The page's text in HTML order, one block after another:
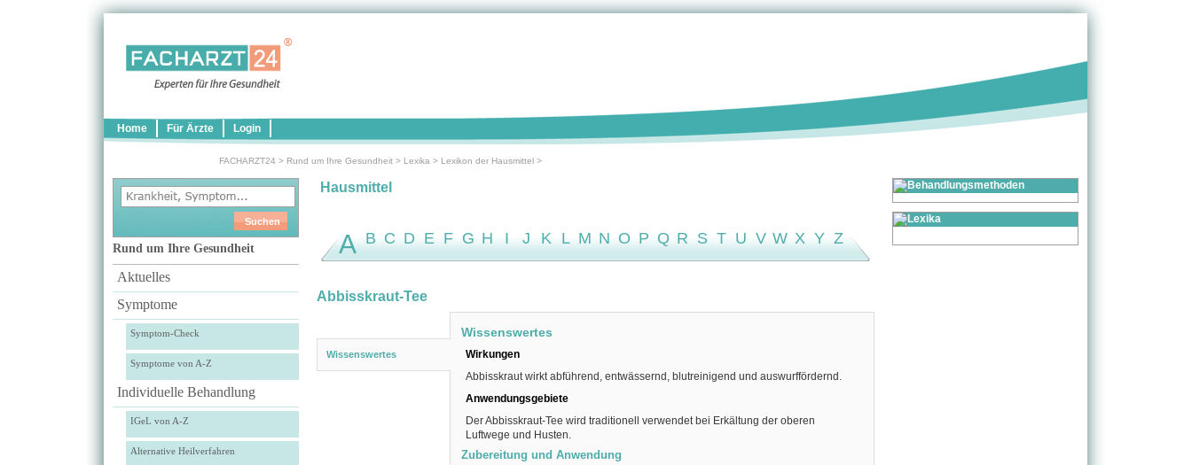
Home Für Ärzte Login
FACHARZT24 > Rund um Ihre Gesundheit> Lexika > Lexikon der Hausmittel>
Rund um Ihre Gesundheit
Aktuelles
Symptome
Symptom-Check
Symptome von A-Z
Individuelle Behandlung
IGeL von A-Z
Alternative Heilverfahren
Hausmittel
A B C D E F G H I J K L M N O P Q R S T U V W X Y Z
Abbisskraut-Tee
Wissenswertes
Wissenswertes
Wirkungen
Abbisskraut wirkt abführend, entwässernd, blutreinigend und auswurffördernd.
Anwendungsgebiete
Der Abbisskraut-Tee wird traditionell verwendet bei Erkältung der oberen
Luftwege und Husten.
Zubereitung und Anwendung